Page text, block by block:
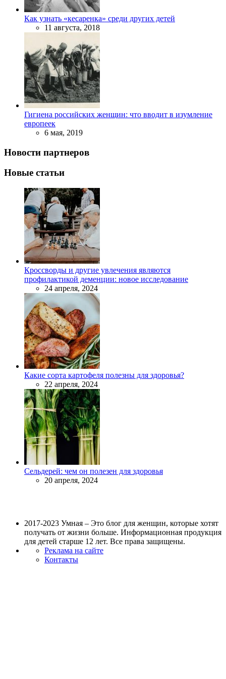
Как узнать «кесаренка» среди других детей
11 августа, 2018
Гигиена российских женщин: что вводит в изумление
европеек
6 мая, 2019
Новости партнеров
Новые статьи
Кроссворды и другие увлечения являются
профилактикой деменции: новое исследование
24 апреля, 2024
Какие сорта картофеля полезны для здоровья?
22 апреля, 2024
Сельдерей: чем он полезен для здоровья
20 апреля, 2024
2017-2023 Умная – Это блог для женщин, которые хотят
получать от жизни больше. Информационная продукция
для детей старше 12 лет. Все права защищены.
Реклама на сайте
Контакты